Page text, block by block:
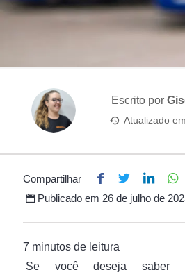
Escrito por
Atualizado em
Compartilhar
Publicado em 26 de julho de
Se você deseja saber